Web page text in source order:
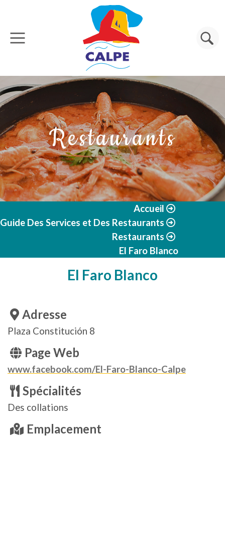
Aller au contenu principal
Rechercher
Restaurants
Accueil
Guide Des Services et Des Restaurants
Restaurants
El Faro Blanco
El Faro Blanco
Adresse
Plaza Constitución 8
Page Web
www.facebook.com/El-Faro-Blanco-Calpe
Spécialités
Des collations
Emplacement